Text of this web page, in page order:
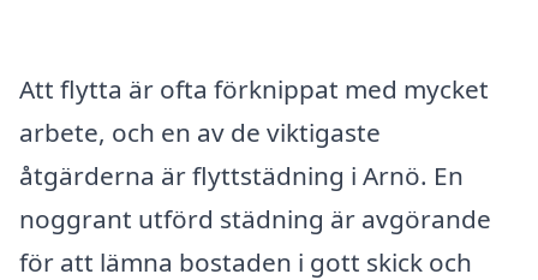
Att flytta är ofta förknippat med mycket
arbete, och en av de viktigaste
åtgärderna är flyttstädning i Arnö. En
noggrant utförd städning är avgörande
för att lämna bostaden i gott skick och